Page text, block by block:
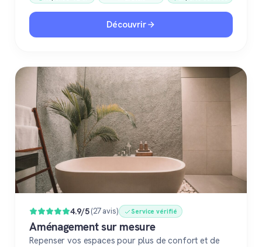
Découvrir
4.9/5(27 avis) Service vérifié
Aménagement sur mesure
Repenser vos espaces pour plus de confort et de